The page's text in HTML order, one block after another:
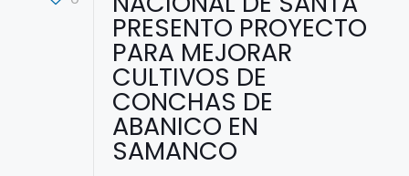
PRESENTO PROYECTO
PARA MEJORAR
CULTIVOS DE
CONCHAS DE
ABANICO EN
SAMANCO